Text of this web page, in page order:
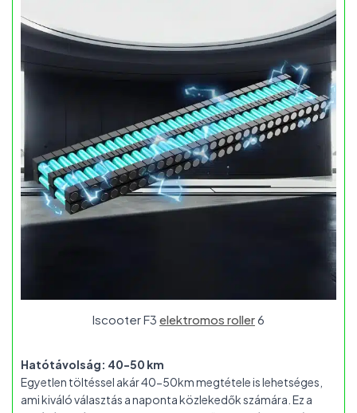
Iscooter F3 elektromos roller6
Hatótávolság: 40-50 km
Egyetlen töltéssel akár 40-50km megtétele is lehetséges,
ami kiváló választás a naponta közlekedők számára. Ez a